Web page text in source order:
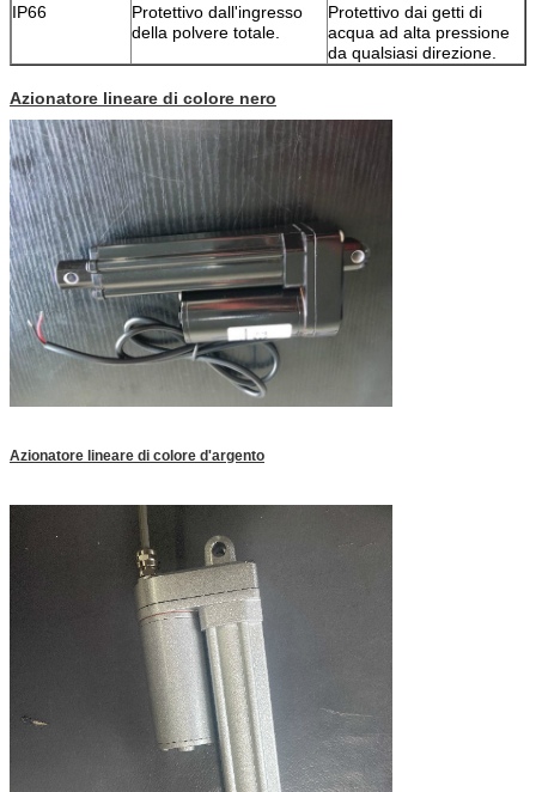
IP66
Protettivo dall'ingresso
della polvere totale.
Protettivo dai getti di
acqua ad alta pressione
da qualsiasi direzione.
Azionatore lineare di colore nero
Azionatore lineare di colore d'argento